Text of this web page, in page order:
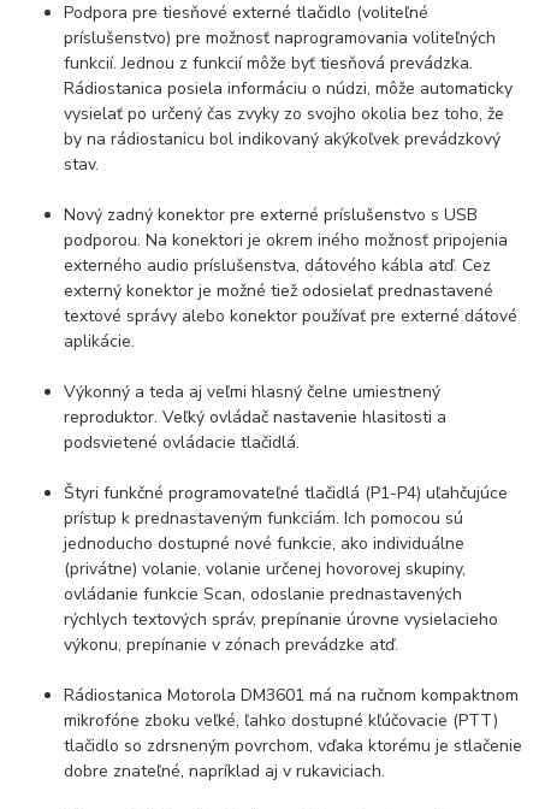
Podpora pre tiesňové externé tlačidlo (voliteľné
príslušenstvo) pre možnosť naprogramovania voliteľných
funkcií. Jednou z funkcií môže byť tiesňová prevádzka.
Rádiostanica posiela informáciu o núdzi, môže automaticky
vysielať po určený čas zvyky zo svojho okolia bez toho, že
by na rádiostanicu bol indikovaný akýkoľvek prevádzkový
stav.
Nový zadný konektor pre externé príslušenstvo s USB
podporou. Na konektori je okrem iného možnosť pripojenia
externého audio príslušenstva, dátového kábla atď. Cez
externý konektor je možné tiež odosielať prednastavené
textové správy alebo konektor používať pre externé dátové
aplikácie.
Výkonný a teda aj veľmi hlasný čelne umiestnený
reproduktor. Veľký ovládač nastavenie hlasitosti a
podsvietené ovládacie tlačidlá.
Štyri funkčné programovateľné tlačidlá (P1-P4) uľahčujúce
prístup k prednastaveným funkciám. Ich pomocou sú
jednoducho dostupné nové funkcie, ako individuálne
(privátne) volanie, volanie určenej hovorovej skupiny,
ovládanie funkcie Scan, odoslanie prednastavených
rýchlych textových správ, prepínanie úrovne vysielacieho
výkonu, prepínanie v zónach prevádzke atď.
Rádiostanica Motorola DM3601 má na ručnom kompaktnom
mikrofóne zboku veľké, ľahko dostupné kľúčovacie (PTT)
tlačidlo so zdrsneným povrchom, vďaka ktorému je stlačenie
dobre znateľné, napríklad aj v rukaviciach.